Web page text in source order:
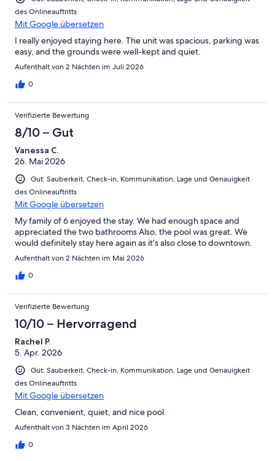
des Onlineauftritts
Mit Google übersetzen
I really enjoyed staying here. The unit was spacious, parking was
easy, and the grounds were well-kept and quiet.
Aufenthalt von 2 Nächten im Juli 2026
0
Verifizierte Bewertung
8/10 – Gut
Vanessa C.
26. Mai 2026
Gut: Sauberkeit, Check-in, Kommunikation, Lage und Genauigkeit
des Onlineauftritts
Mit Google übersetzen
My family of 6 enjoyed the stay. We had enough space and
appreciated the two bathrooms Also, the pool was great. We
would definitely stay here again as it’s also close to downtown.
Aufenthalt von 2 Nächten im Mai 2026
0
Verifizierte Bewertung
10/10 – Hervorragend
Rachel P.
5. Apr. 2026
Gut: Sauberkeit, Check-in, Kommunikation, Lage und Genauigkeit
des Onlineauftritts
Mit Google übersetzen
Clean, convenient, quiet, and nice pool.
Aufenthalt von 3 Nächten im April 2026
0